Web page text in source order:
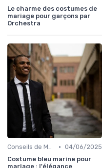
Le charme des costumes de
mariage pour garçons par
Orchestra
Conseils de Mode pour le Marié • 04/06/2025
Costume bleu marine pour
mariage : l'élégance